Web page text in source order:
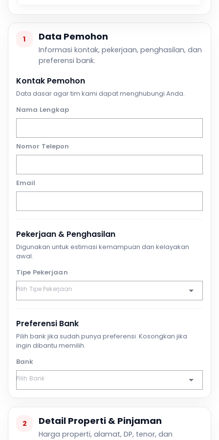
1 Data Pemohon
Informasi kontak, pekerjaan, penghasilan, dan
preferensi bank.
Kontak Pemohon
Data dasar agar tim kami dapat menghubungi Anda.
Nama Lengkap
Nomor Telepon
Email
Pekerjaan & Penghasilan
Digunakan untuk estimasi kemampuan dan kelayakan
awal.
Tipe Pekerjaan
Preferensi Bank
Pilih bank jika sudah punya preferensi. Kosongkan jika
ingin dibantu memilih.
Bank
2 Detail Properti & Pinjaman
Harga properti, alamat, DP, tenor, dan